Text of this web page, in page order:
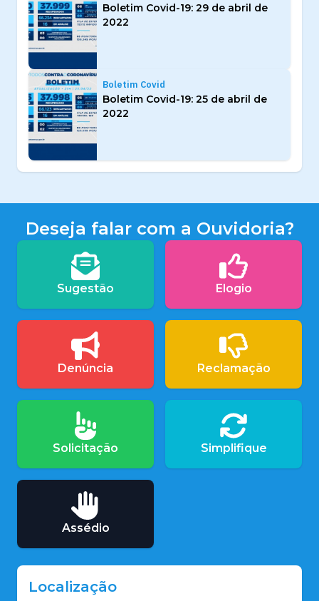
Boletim Covid-19: 29 de abril de
2022
Boletim Covid
Boletim Covid-19: 25 de abril de
2022
Deseja falar com a Ouvidoria?
Sugestão Elogio
Denúncia Reclamação
Solicitação Simplifique
Assédio
Localização